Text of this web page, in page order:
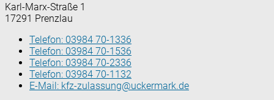
Karl-Marx-Straße 1
17291 Prenzlau
Telefon: 03984 70-1336
Telefon: 03984 70-1536
Telefon: 03984 70-2336
Telefon: 03984 70-1132
E-Mail: kfz-zulassung@uckermark.de